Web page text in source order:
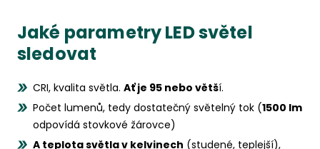
Jaké parametry LED světel
sledovat
CRI, kvalita světla. Ať je 95 nebo větší.
Počet lumenů, tedy dostatečný světelný tok (1500 lm
odpovídá stovkové žárovce)
A teplota světla v kelvinech (studené, teplejší),